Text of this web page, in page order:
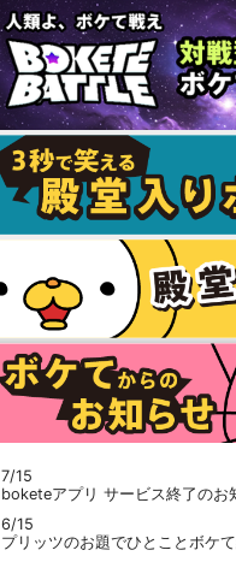
7/15
boketeアプリ サービス終了のお
6/15
プリッツのお題でひとことボケ